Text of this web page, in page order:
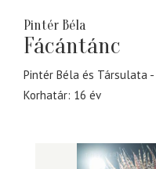
Pintér Béla
Fácántánc
Pintér Béla és Társulata
Korhatár: 16 év